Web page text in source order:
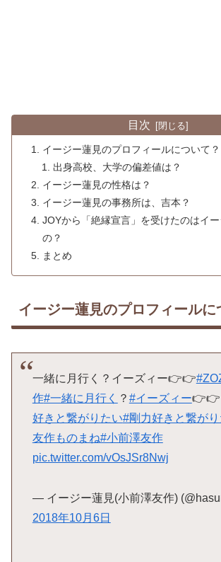
目次
イージー蓮見のプロフィールについて？
出身高校、大学の偏差値は？
イージー蓮見の性格は？
イージー蓮見の事務所は、吉本？
JOYから「絶縁宣言」を受けたのはイ
の？
まとめ
イージー蓮見のプロフィールに
一緒に月行く？イーズィー👉👉
作#一緒に月行く ？ #イーズィー👉👉
好きと繋がりたい#剛力好きと繋が
友作ものまね#小前澤友作
pic.twitter.com/vOsJSr8Nwj
— イージー蓮見(小前澤友作)
2018年10月6日